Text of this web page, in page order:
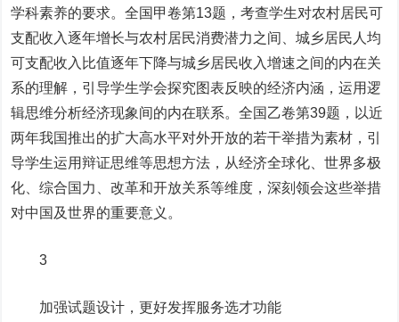
学科素养的要求。全国甲卷第13题，考查学生对农村居民可
支配收入逐年增长与农村居民消费潜力之间、城乡居民人均
可支配收入比值逐年下降与城乡居民收入增速之间的内在关
系的理解，引导学生学会探究图表反映的经济内涵，运用逻
辑思维分析经济现象间的内在联系。全国乙卷第39题，以近
两年我国推出的扩大高水平对外开放的若干举措为素材，引
导学生运用辩证思维等思想方法，从经济全球化、世界多极
化、综合国力、改革和开放关系等维度，深刻领会这些举措
对中国及世界的重要意义。
3
加强试题设计，更好发挥服务选才功能